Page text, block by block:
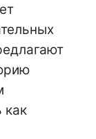
как